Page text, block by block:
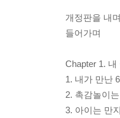
개정판을 내며
들어가며
Chapter 1.
1. 내가 만난
2. 촉감놀이
3. 아이는 만